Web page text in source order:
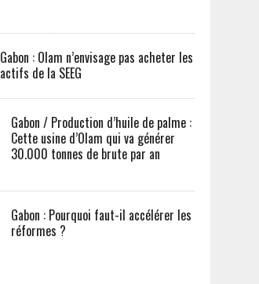
Gabon : Olam n’envisage pas acheter les
actifs de la SEEG
Gabon / Production d’huile de palme :
Cette usine d’Olam qui va générer
30.000 tonnes de brute par an
Gabon : Pourquoi faut-il accélérer les
réformes ?